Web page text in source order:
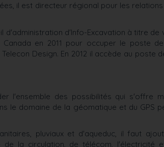
il est directeur régional pour les
d'administration d'Info-Excavation à titre de
en 2011 pour occuper le poste
Design. En 2012 il accède au poste
l'ensemble des possibilités qui s'offre
le domaine de la géomatique et du GPS
pluviaux et d'aqueduc, il faut
la circulation, de télécom, l'électricité